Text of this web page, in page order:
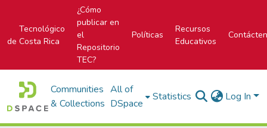
Tecnológico
de Costa Rica
¿Cómo
publicar en
el
Repositorio
TEC?
Políticas
Recursos
Educativos
Communities
& Collections
All of
DSpace
Statistics Log In